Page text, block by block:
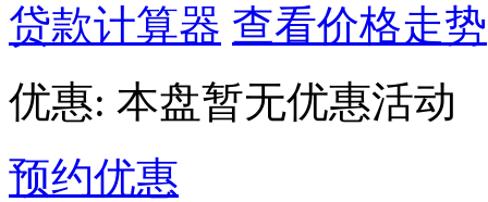
贷款计算器 查看价格走势
优惠: 本盘暂无优惠活动
预约优惠